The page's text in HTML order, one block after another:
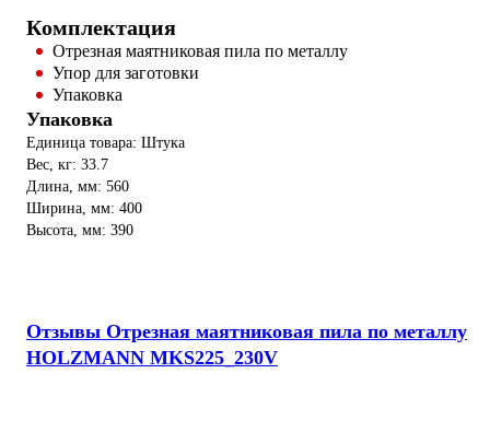
Комплектация
Отрезная маятниковая пила по металлу
Упор для заготовки
Упаковка
Упаковка
Единица товара: Штука
Вес, кг: 33.7
Длина, мм: 560
Ширина, мм: 400
Высота, мм: 390
Отзывы Отрезная маятниковая пила по металлу
HOLZMANN MKS225_230V